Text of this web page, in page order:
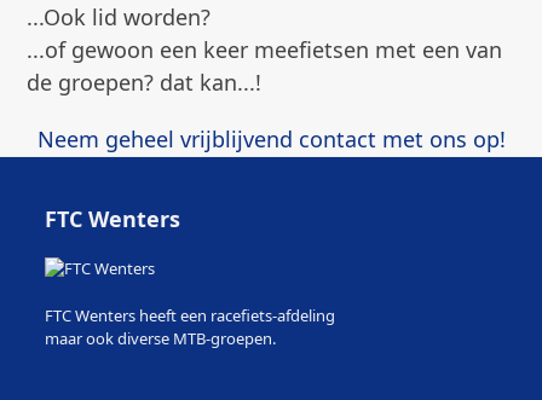
...Ook lid worden?
...of gewoon een keer meefietsen met een van
de groepen? dat kan...!
Neem geheel vrijblijvend contact met ons op!
FTC Wenters
FTC Wenters heeft een racefiets-afdeling
maar ook diverse MTB-groepen.